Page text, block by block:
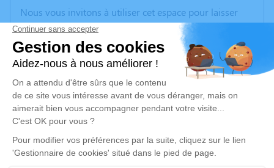
Nous vous invitons à utiliser cet espace pour laisser
vos condoléances, partager des photos souvenirs, une
anecdote ou exprimer vos pensées à travers des
poèmes ou des textes. Cet endroit est un lieu
d'expression dédié à honorer la mémoire d’Henri
STAMBOULI.
Un service de plantation d’arbre hommage est
disponible ici